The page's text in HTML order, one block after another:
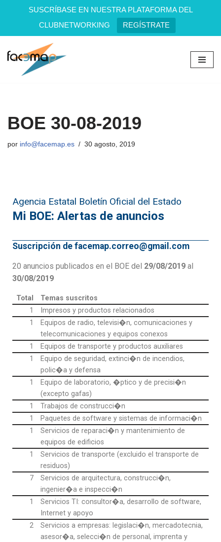
SUSCRÍBASE EN NUESTRA PLATAFORMA DEL
CLUBNETWORKING
REGÍSTRATE
Saltar
BOE 30-08-2019
por info@facemap.es 30 agosto, 2019
Agencia Estatal Boletín Oficial del Estado
Mi BOE: Alertas de anuncios
Suscripción de facemap.correo@gmail.com
20 anuncios publicados en el BOE del 29/08/2019 al
30/08/2019
Total
Temas suscritos
1
Impresos y productos relacionados
1
Equipos de radio, televisi�n, comunicaciones y
telecomunicaciones y equipos conexos
1
Equipos de transporte y productos auxiliares
1
Equipo de seguridad, extinci�n de incendios,
polic�a y defensa
1
Equipo de laboratorio, �ptico y de precisi�n
(excepto gafas)
1
Trabajos de construcci�n
1
Paquetes de software y sistemas de informaci�n
1
Servicios de reparaci�n y mantenimiento de
equipos de edificios
1
Servicios de transporte (excluido el transporte de
residuos)
7
Servicios de arquitectura, construcci�n,
ingenier�a e inspecci�n
1
Servicios TI: consultor�a, desarrollo de software,
Internet y apoyo
2
Servicios a empresas: legislaci�n, mercadotecnia,
asesor�a, selecci�n de personal, imprenta y